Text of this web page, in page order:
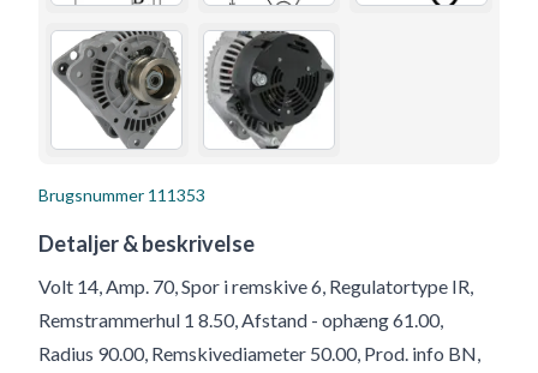
Brugsnummer 111353
Detaljer & beskrivelse
Volt 14, Amp. 70, Spor i remskive 6, Regulatortype IR,
Remstrammerhul 1 8.50, Afstand - ophæng 61.00,
Radius 90.00, Remskivediameter 50.00, Prod. info BN,